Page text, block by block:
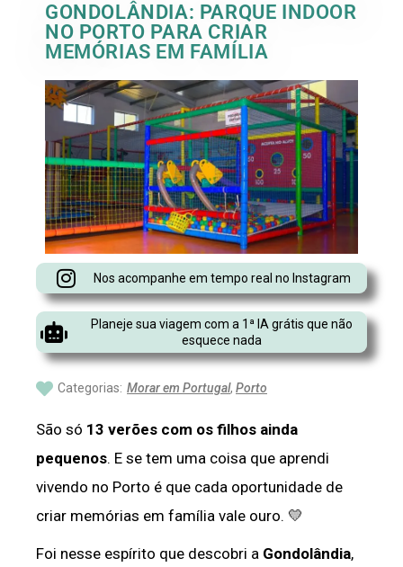
GONDOLÂNDIA: PARQUE INDOOR
NO PORTO PARA CRIAR
MEMÓRIAS EM FAMÍLIA
Nos acompanhe em tempo real no Instagram
Planeje sua viagem com a 1ª IA grátis que não
esquece nada
Categorias: Morar em Portugal, Porto
São só 13 verões com os filhos ainda
pequenos. E se tem uma coisa que aprendi
vivendo no Porto é que cada oportunidade de
criar memórias em família vale ouro. 💛
Foi nesse espírito que descobri a Gondolândia,